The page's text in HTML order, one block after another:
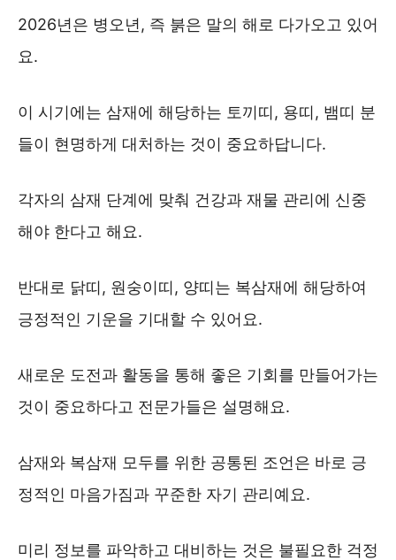
2026년은 병오년, 즉 붉은 말의 해로 다가오고 있어
요.
이 시기에는 삼재에 해당하는 토끼띠, 용띠, 뱀띠 분
들이 현명하게 대처하는 것이 중요하답니다.
각자의 삼재 단계에 맞춰 건강과 재물 관리에 신중
해야 한다고 해요.
반대로 닭띠, 원숭이띠, 양띠는 복삼재에 해당하여
긍정적인 기운을 기대할 수 있어요.
새로운 도전과 활동을 통해 좋은 기회를 만들어가는
것이 중요하다고 전문가들은 설명해요.
삼재와 복삼재 모두를 위한 공통된 조언은 바로 긍
정적인 마음가짐과 꾸준한 자기 관리예요.
미리 정보를 파악하고 대비하는 것은 불필요한 걱정